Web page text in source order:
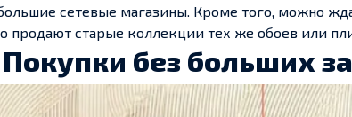
сетевые магазины. Кроме того, можно
продают старые коллекции тех же обоев или
без больших